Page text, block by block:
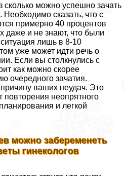
сколько можно успешно зачать
сказать, что с
примерно 40 процентов
даже и не знают, что были
лишь в 8-10
уже может идти речь о
Если вы столкнулись с
как можно скорее
очередного зачатия.
ваших неудач. Это
повторения неопрятного
и легкой
можно забеременеть
гинекологов